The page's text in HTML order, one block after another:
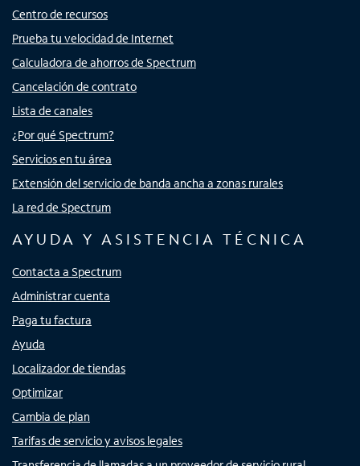
Centro de recursos
Prueba tu velocidad de Internet
Calculadora de ahorros de Spectrum
Cancelación de contrato
Lista de canales
¿Por qué Spectrum?
Servicios en tu área
Extensión del servicio de banda ancha a zonas rurales
La red de Spectrum
AYUDA Y ASISTENCIA TÉCNICA
Contacta a Spectrum
Administrar cuenta
Paga tu factura
Ayuda
Localizador de tiendas
Optimizar
Cambia de plan
Tarifas de servicio y avisos legales